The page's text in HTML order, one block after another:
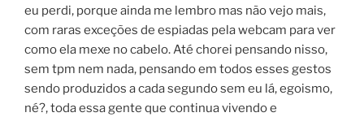
eu perdi, porque ainda me lembro mas não vejo mais,
com raras exceções de espiadas pela webcam para ver
como ela mexe no cabelo. Até chorei pensando nisso,
sem tpm nem nada, pensando em todos esses gestos
sendo produzidos a cada segundo sem eu lá, egoismo,
né?, toda essa gente que continua vivendo e